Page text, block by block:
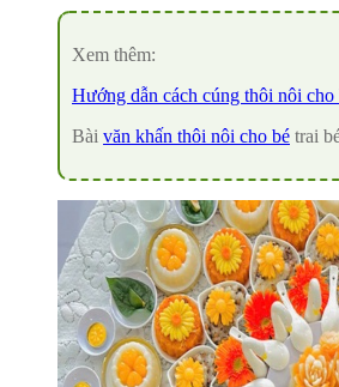
Xem thêm:
Hướng dẫn cách cúng thôi nôi cho
Bài văn khấn thôi nôi cho bé trai